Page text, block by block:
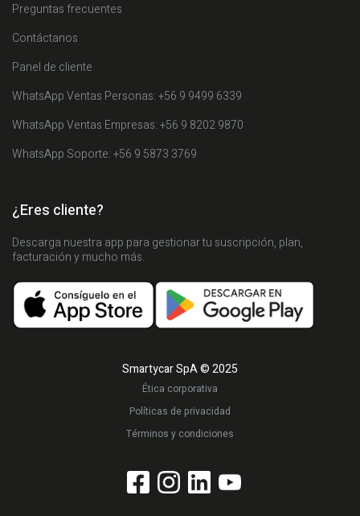
Preguntas frecuentes
Contáctanos
Panel de cliente
WhatsApp Ventas Personas: +56 9 9499 6339
WhatsApp Ventas Empresas: +56 9 8202 9870
WhatsApp Soporte: +56 9 5873 3769
¿Eres cliente?
Descarga nuestra app para gestionar tu suscripción, plan,
facturación y mucho más.
Smartycar SpA © 2025
Ética corporativa
Políticas de privacidad
Términos y condiciones